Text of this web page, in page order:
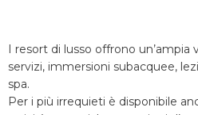
I resort di lusso offrono un’ampia
servizi, immersioni subacquee,
spa.
Per i più irrequieti è disponibile